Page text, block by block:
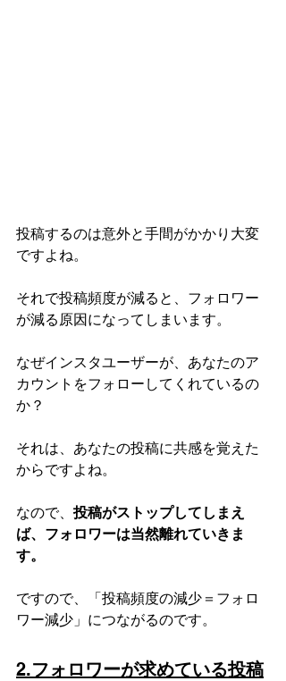
投稿するのは意外と手間がかかり大変
ですよね。
それで投稿頻度が減ると、フォロワー
が減る原因になってしまいます。
なぜインスタユーザーが、あなたのア
カウントをフォローしてくれているの
か？
それは、あなたの投稿に共感を覚えた
からですよね。
なので、投稿がストップしてしまえ
ば、フォロワーは当然離れていきま
す。
ですので、「投稿頻度の減少＝フォロ
ワー減少」につながるのです。
2.フォロワーが求めている投稿